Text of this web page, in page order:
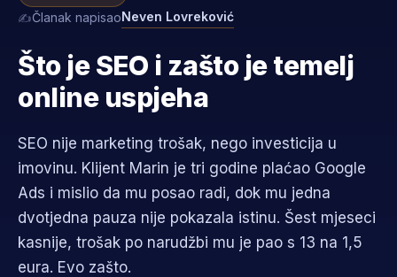
Članak napisaoNeven Lovreković
Što je SEO i zašto je temelj
online uspjeha
SEO nije marketing trošak, nego investicija u
imovinu. Klijent Marin je tri godine plaćao Google
Ads i mislio da mu posao radi, dok mu jedna
dvotjedna pauza nije pokazala istinu. Šest mjeseci
kasnije, trošak po narudžbi mu je pao s 13 na 1,5
eura. Evo zašto.